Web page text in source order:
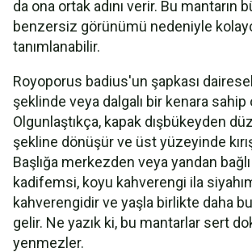
da ona ortak adını verir. Bu mantarın
benzersiz görünümü nedeniyle
tanımlanabilir.
Royoporus badius'un şapkası
şeklinde veya dalgalı bir kenara sahip
Olgunlaştıkça, kapak dışbükeyden
şekline dönüşür ve üst yüzeyinde
Başlığa merkezden veya yandan
kadifemsi, koyu kahverengi ila
kahverengidir ve yaşla birlikte daha
gelir. Ne yazık ki, bu mantarlar sert
yenmezler.